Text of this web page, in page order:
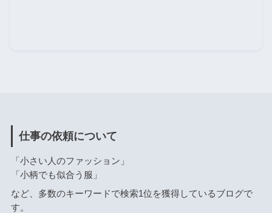
仕事の依頼について
「小さい人のファッション」
「小柄でも似合う服」
など、多数のキーワードで検索1位を獲得しているブログで
す。